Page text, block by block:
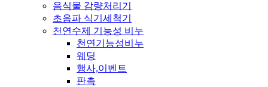
음식물 감량처리기
초음파 식기세척기
천연수제 기능성 비누
천연기능성비누
웨딩
행사,이벤트
판촉